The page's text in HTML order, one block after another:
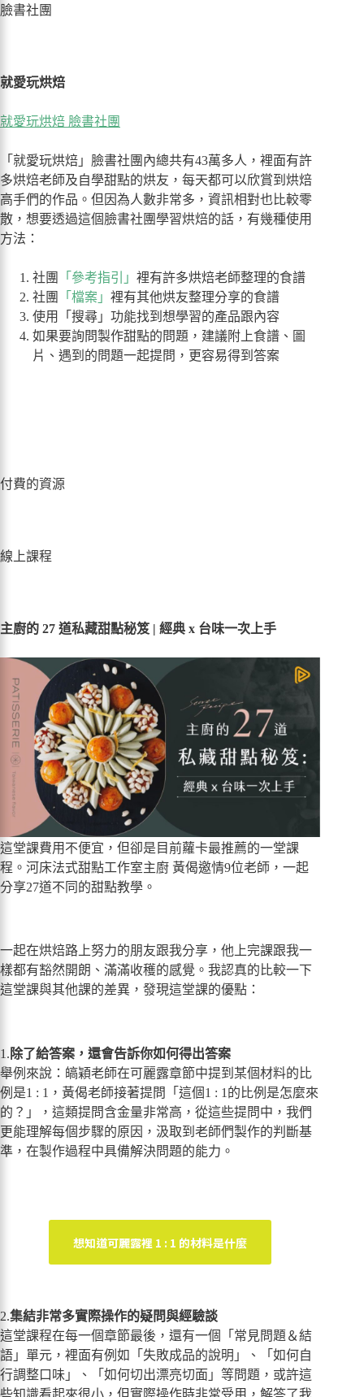
臉書社團
就愛玩烘焙
就愛玩烘焙 臉書社團
「就愛玩烘焙」臉書社團內總共有43萬多人，裡面有許
多烘焙老師及自學甜點的烘友，每天都可以欣賞到烘焙
高手們的作品。但因為人數非常多，資訊相對也比較零
散，想要透過這個臉書社團學習烘焙的話，有幾種使用
方法：
社團 「參考指引」 裡有許多烘焙老師整理的食譜
社團
「檔案」 裡有其他烘友整理分享的食譜
使用「搜尋」功能找到想學習的產品跟內容
如果要詢問製作甜點的問題，建議附上食譜、圖
片、遇到的問題一起提問，更容易得到答案
付費的資源
線上課程
主廚的 27 道私藏甜點秘笈 | 經典 x 台味一次上手
這堂課費用不便宜，但卻是目前蘿卡最推薦的一堂課
程。河床法式甜點工作室主廚 黃偈邀情9位老師，一起
分享27道不同的甜點教學。
一起在烘焙路上努力的朋友跟我分享，他上完課跟我一
樣都有豁然開朗、滿滿收穫的感覺。我認真的比較一下
這堂課與其他課的差異，發現這堂課的優點：
1. 除了給答案，還會告訴你如何得出答案
舉例來說：皜穎老師在可麗露章節中提到某個材料的比
例是1 : 1，黃偈老師接著提問「這個1 : 1的比例是怎麼來
的？」，這類提問含金量非常高，從這些提問中，我們
更能理解每個步驟的原因，汲取到老師們製作的判斷基
準，在製作過程中具備解決問題的能力。
想知道可麗露裡 1 : 1 的材料是什麼
2.集結非常多實際操作的疑問與經驗談
這堂課程在每一個章節最後，還有一個「常見問題＆結
語」單元，裡面有例如「失敗成品的說明」、「如何自
行調整口味」、「如何切出漂亮切面」等問題，或許這